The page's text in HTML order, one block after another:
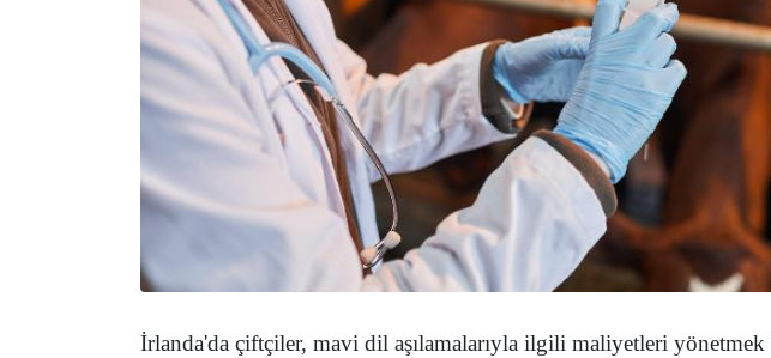
İrlanda'da çiftçiler, mavi dil aşılamalarıyla ilgili maliyetleri